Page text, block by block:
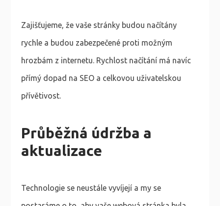
Zajišťujeme, že vaše stránky budou načítány
rychle a budou zabezpečené proti možným
hrozbám z internetu. Rychlost načítání má navíc
přímý dopad na SEO a celkovou uživatelskou
přívětivost.
Průběžná údržba a
aktualizace
Technologie se neustále vyvíjejí a my se